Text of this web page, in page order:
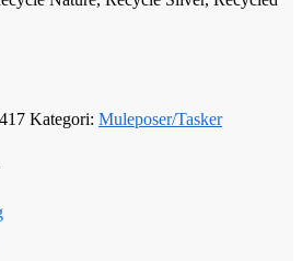
Kategori: Muleposer/Tasker